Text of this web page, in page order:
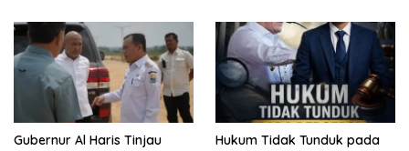
bisa jaga diri, 60% masa
depan sudah ada di tangan”
Gubernur Al Haris Tinjau
Hukum Tidak Tunduk pada